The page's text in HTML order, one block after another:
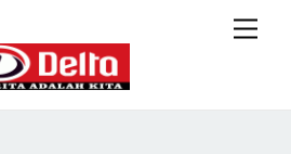
To
Top